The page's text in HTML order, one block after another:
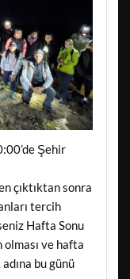
Şehir
çıktıktan sonra
tercih
Hafta Sonu
ve hafta
bu günü